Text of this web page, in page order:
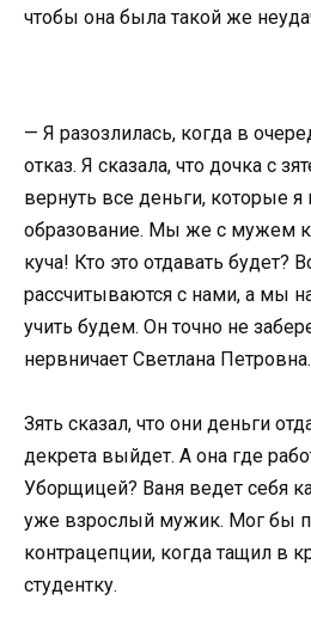
чтобы она была такой же
— Я разозлилась, когда в
отказ. Я сказала, что дочка с
вернуть все деньги, которые
образование. Мы же с мужем
куча! Кто это отдавать будет?
рассчитываются с нами, а мы
учить будем. Он точно не
нервничает Светлана Петровна.
Зять сказал, что они деньги
декрета выйдет. А она где
Уборщицей? Ваня ведет себя
уже взрослый мужик. Мог бы
контрацепции, когда тащил в
студентку.